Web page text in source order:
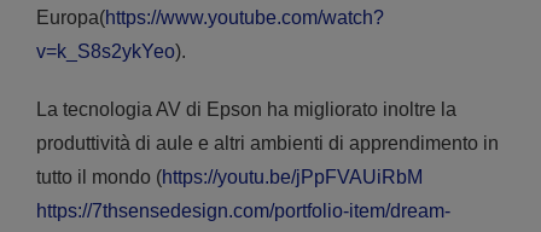
Europa(https://www.youtube.com/watch?
v=k_S8s2ykYeo).
La tecnologia AV di Epson ha migliorato inoltre la
produttività di aule e altri ambienti di apprendimento in
tutto il mondo (https://youtu.be/jPpFVAUiRbM
https://7thsensedesign.com/portfolio-item/dream-